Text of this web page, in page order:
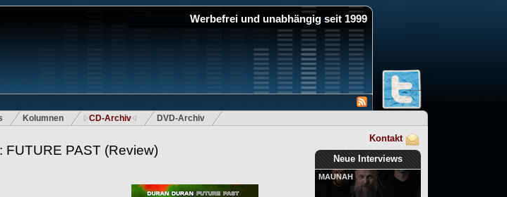
Werbefrei und unabhängig seit 1999
Kolumnen CD-Archiv DVD-Archiv
Kontakt
Neue Interviews
MAUNAH
FUTURE PAST(Review)